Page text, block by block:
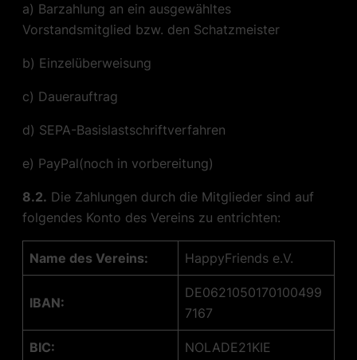
a) Barzahlung an ein ausgewähltes
Vorstandsmitglied bzw. den Schatzmeister
b) Einzelüberweisung
c) Dauerauftrag
d) SEPA-Basislastschriftverfahren
e) PayPal(noch in vorbereitung)
8.2. Die Zahlungen durch die Mitglieder sind auf
folgendes Konto des Vereins zu entrichten:
Name des Vereins: HappyFriends e.V.
IBAN:
DE0621050170100499
7167
BIC: NOLADE21KIE